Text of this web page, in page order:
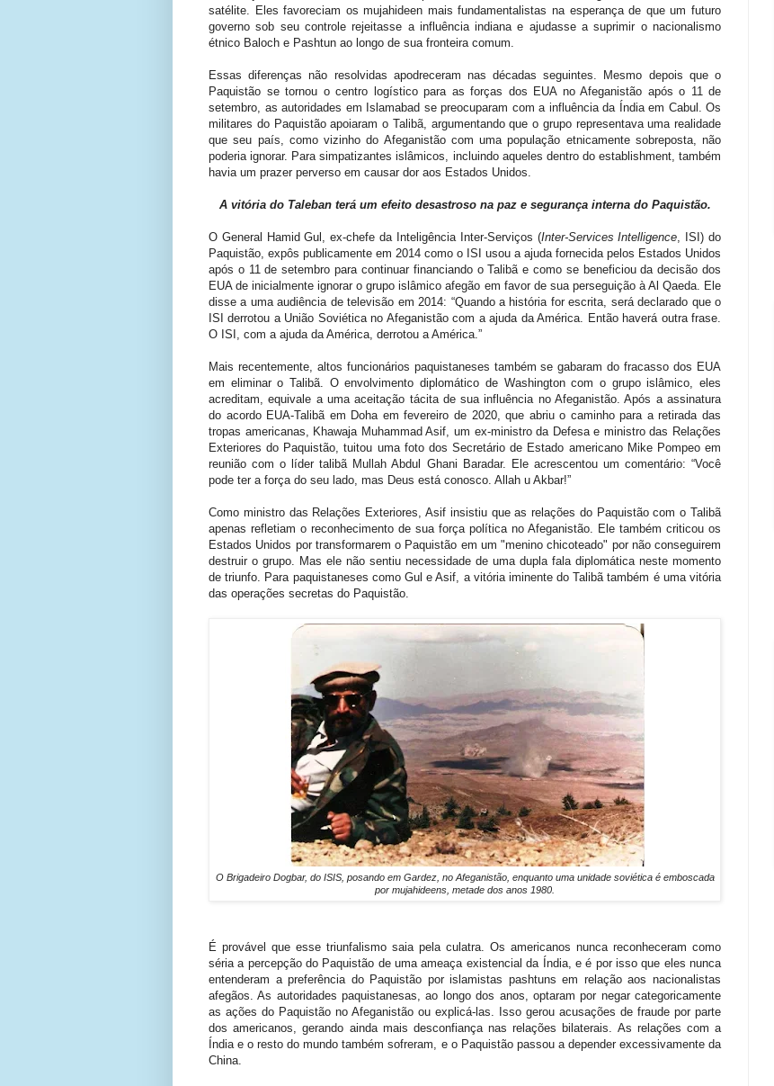
satélite. Eles favoreciam os mujahideen mais fundamentalistas na esperança de que um futuro
governo sob seu controle rejeitasse a influência indiana e ajudasse a suprimir o nacionalismo
étnico Baloch e Pashtun ao longo de sua fronteira comum.
Essas diferenças não resolvidas apodreceram nas décadas seguintes. Mesmo depois que o
Paquistão se tornou o centro logístico para as forças dos EUA no Afeganistão após o 11 de
setembro, as autoridades em Islamabad se preocuparam com a influência da Índia em Cabul. Os
militares do Paquistão apoiaram o Talibã, argumentando que o grupo representava uma realidade
que seu país, como vizinho do Afeganistão com uma população etnicamente sobreposta, não
poderia ignorar. Para simpatizantes islâmicos, incluindo aqueles dentro do establishment, também
havia um prazer perverso em causar dor aos Estados Unidos.
A vitória do Taleban terá um efeito desastroso na paz e segurança interna do Paquistão.
O General Hamid Gul, ex-chefe da Inteligência Inter-Serviços (Inter-Services Intelligence , ISI)do
Paquistão, expôs publicamente em 2014 como o ISI usou a ajuda fornecida pelos Estados Unidos
após o 11 de setembro para continuar financiando o Talibã e como se beneficiou da decisão dos
EUA de inicialmente ignorar o grupo islâmico afegão em favor de sua perseguição à Al Qaeda. Ele
disse a uma audiência de televisão em 2014: “Quando a história for escrita, será declarado que o
ISI derrotou a União Soviética no Afeganistão com a ajuda da América. Então haverá outra frase.
O ISI, com a ajuda da América, derrotou a América.”
Mais recentemente, altos funcionários paquistaneses também se gabaram do fracasso dos EUA
em eliminar o Talibã. O envolvimento diplomático de Washington com o grupo islâmico, eles
acreditam, equivale a uma aceitação tácita de sua influência no Afeganistão. Após a assinatura
do acordo EUA-Talibã em Doha em fevereiro de 2020, que abriu o caminho para a retirada das
tropas americanas, Khawaja Muhammad Asif, um ex-ministro da Defesa e ministro das Relações
Exteriores do Paquistão, tuitou uma foto dos Secretário de Estado americano Mike Pompeo em
reunião com o líder talibã Mullah Abdul Ghani Baradar. Ele acrescentou um comentário: “Você
pode ter a força do seu lado, mas Deus está conosco. Allah u Akbar!”
Como ministro das Relações Exteriores, Asif insistiu que as relações do Paquistão com o Talibã
apenas refletiam o reconhecimento de sua força política no Afeganistão. Ele também criticou os
Estados Unidos por transformarem o Paquistão em um "menino chicoteado" por não conseguirem
destruir o grupo. Mas ele não sentiu necessidade de uma dupla fala diplomática neste momento
de triunfo. Para paquistaneses como Gul e Asif, a vitória iminente do Talibã também é uma vitória
das operações secretas do Paquistão.
O Brigadeiro Dogbar, do ISIS, posando em Gardez, no Afeganistão, enquanto uma unidade soviética é emboscada
por mujahideens, metade dos anos 1980.
É provável que esse triunfalismo saia pela culatra. Os americanos nunca reconheceram como
séria a percepção do Paquistão de uma ameaça existencial da Índia, e é por isso que eles nunca
entenderam a preferência do Paquistão por islamistas pashtuns em relação aos nacionalistas
afegãos. As autoridades paquistanesas, ao longo dos anos, optaram por negar categoricamente
as ações do Paquistão no Afeganistão ou explicá-las. Isso gerou acusações de fraude por parte
dos americanos, gerando ainda mais desconfiança nas relações bilaterais. As relações com a
Índia e o resto do mundo também sofreram, e o Paquistão passou a depender excessivamente da
China.